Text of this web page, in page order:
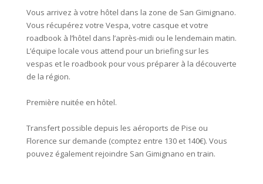
Vous arrivez à votre hôtel dans la zone de San Gimignano.
Vous récupérez votre Vespa, votre casque et votre
roadbook à l’hôtel dans l’après-midi ou le lendemain matin.
L’équipe locale vous attend pour un briefing sur les
vespas et le roadbook pour vous préparer à la découverte
de la région.
Première nuitée en hôtel.
Transfert possible depuis les aéroports de Pise ou
Florence sur demande (comptez entre 130 et 140€). Vous
pouvez également rejoindre San Gimignano en train.